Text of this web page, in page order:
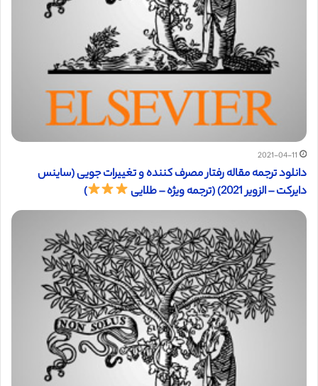
2021-04-11
دانلود ترجمه مقاله رفتار مصرف کننده و تغییرات جویی (ساینس
دایرکت – الزویر 2021) (ترجمه ویژه – طلایی
)